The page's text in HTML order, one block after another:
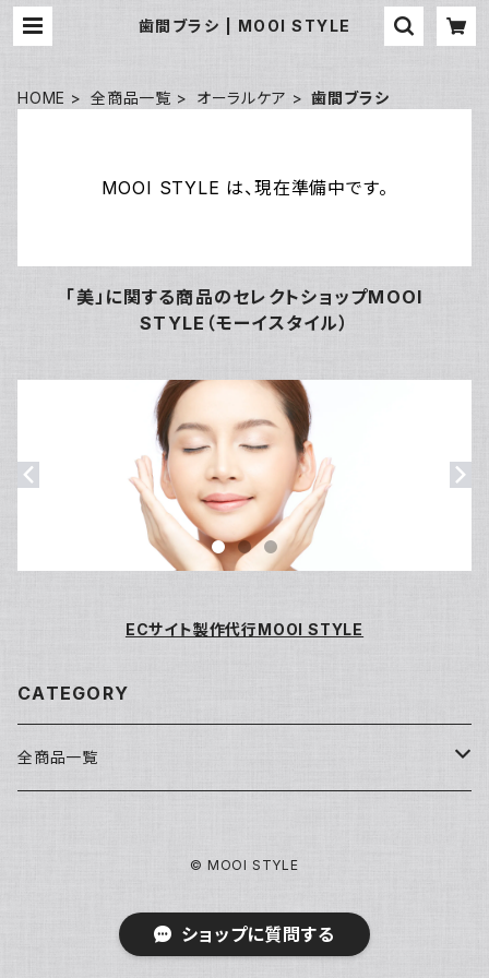
歯間ブラシ | MOOI STYLE
HOME 全商品一覧 オーラルケア 歯間ブラシ
MOOI STYLE は、現在準備中です。
「美」に関する商品のセレクトショップMOOI
STYLE（モーイスタイル）
ECサイト製作代行MOOI STYLE
CATEGORY
全商品一覧
© MOOI STYLE
ショップに質問する